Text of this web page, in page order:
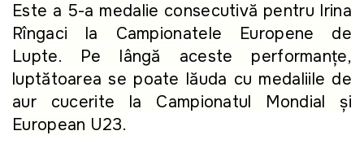
Este a 5-a medalie consecutivă pentru Irina
Rîngaci la Campionatele Europene de
Lupte. Pe lângă aceste performanțe,
luptătoarea se poate lăuda cu medaliile de
aur cucerite la Campionatul Mondial și
European U23.